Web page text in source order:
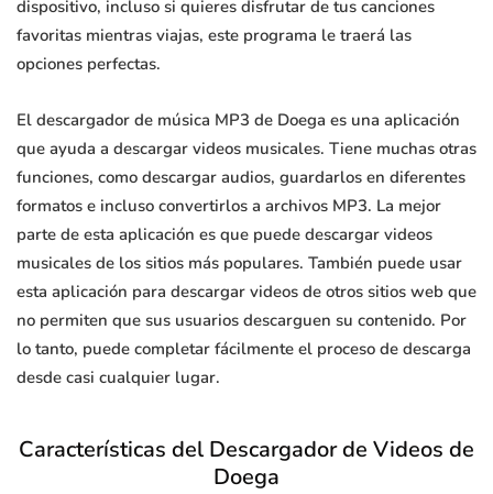
dispositivo, incluso si quieres disfrutar de tus canciones
favoritas mientras viajas, este programa le traerá las
opciones perfectas.
El descargador de música MP3 de Doega es una aplicación
que ayuda a descargar videos musicales. Tiene muchas otras
funciones, como descargar audios, guardarlos en diferentes
formatos e incluso convertirlos a archivos MP3. La mejor
parte de esta aplicación es que puede descargar videos
musicales de los sitios más populares. También puede usar
esta aplicación para descargar videos de otros sitios web que
no permiten que sus usuarios descarguen su contenido. Por
lo tanto, puede completar fácilmente el proceso de descarga
desde casi cualquier lugar.
Características del Descargador de Videos de
Doega